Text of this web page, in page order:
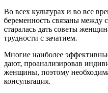
Во всех культурах и во все
беременность связаны между
старалась дать советы
трудности с зачатием.
Многие наиболее
дают, проанализировав
женщины, поэтому
консультация.